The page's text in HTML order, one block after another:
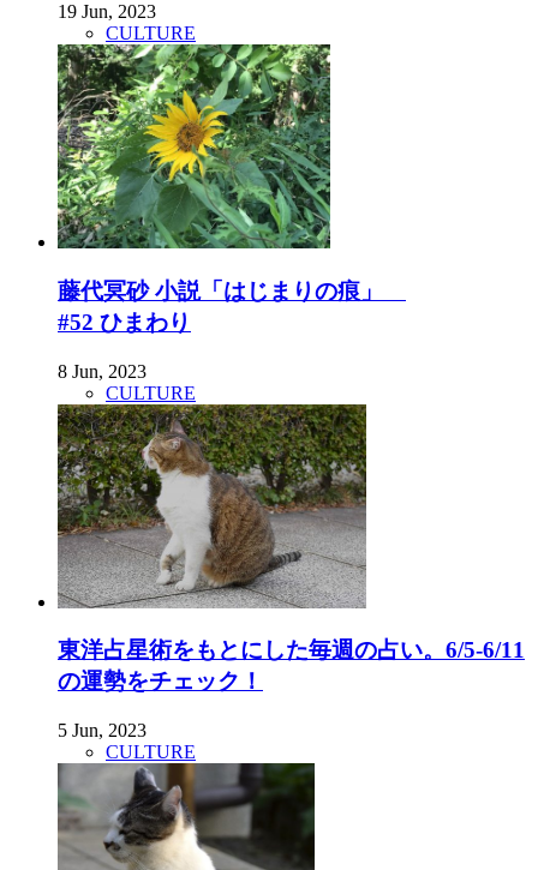
19 Jun, 2023
CULTURE
藤代冥砂 小説「はじまりの痕」
#52 ひまわり
8 Jun, 2023
CULTURE
東洋占星術をもとにした毎週の占い。6/5-6/11
の運勢をチェック！
5 Jun, 2023
CULTURE